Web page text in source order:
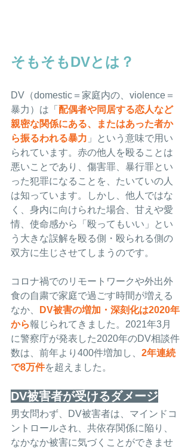
そもそもDVとは？
DV（domestic＝家庭内の、violence＝
暴力）は「 配偶者や同居する恋人など
親密な関係にある、またはあった者か
ら振るわれる暴力 」という意味で用い
られています。赤の他人を殴ることは
悪いことであり、傷害罪、暴行罪とい
った犯罪になることを、たいていの人
は知っています。しかし、他人ではな
く、身内に向けられた場合、甘えや愛
情、使命感から「殴ってもいい」とい
う大きな誤解を殴る側・殴られる側の
双方に生じさせてしまうのです。
コロナ禍でのリモートワークや外出外
食の自粛で家庭で過ごす時間が増える
なか、
DV被害の増加・深刻化は2020年
から報じられてきました。2021年3月
に警察庁が発表した2020年のDV相談件
数は、前年より400件増加し、 2年連続
で8万件を超えました。
DV被害者が受けるダメージ
男女問わず、DV被害者は、マインドコ
ントロールされ、共依存関係に陥り、
なかなか被害に気づくことができませ